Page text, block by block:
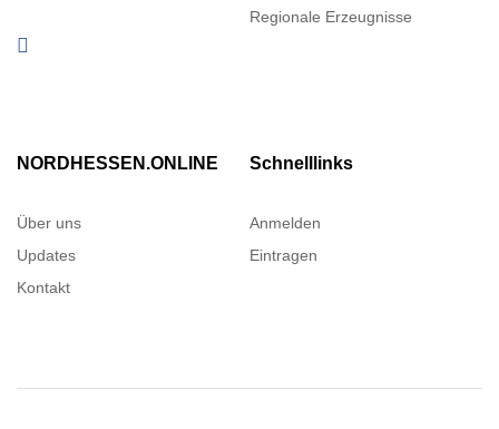
Regionale Erzeugnisse
NORDHESSEN.ONLINE
Über uns
Updates
Kontakt
Schnelllinks
Anmelden
Eintragen